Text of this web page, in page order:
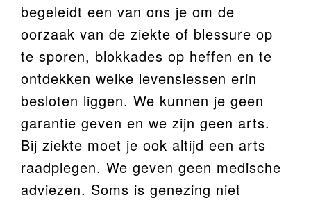
begeleidt een van ons je om de
oorzaak van de ziekte of blessure op
te sporen, blokkades op heffen en te
ontdekken welke levenslessen erin
besloten liggen. We kunnen je geen
garantie geven en we zijn geen arts.
Bij ziekte moet je ook altijd een arts
raadplegen. We geven geen medische
adviezen. Soms is genezing niet